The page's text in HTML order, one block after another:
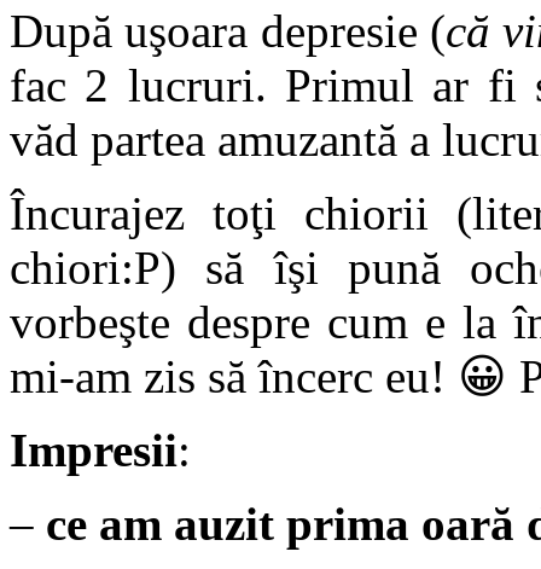
După uşoara depresie (că
fac 2 lucruri. Primul ar fi
văd partea amuzantă a
Încurajez toţi chiorii
chiori:P) să îşi pună
vorbeşte despre cum e la
mi-am zis să încerc eu!
Impresii:
– ce am auzit prima oară